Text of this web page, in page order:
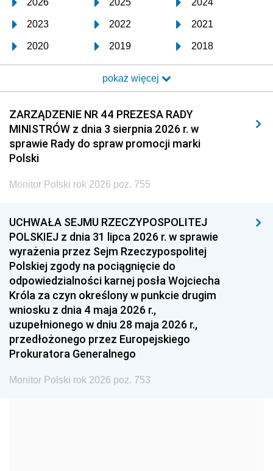
2026 2025 2024
2023 2022 2021
2020 2019 2018
2017 2016 2015
2014 2013 2012
2011 2010 2009
2008 2007 2006
2005
1996 1995 1994
1993 1992 1991
1990 1989
1987 1986 1985
1984 1983
1981 1980 1979
1978 1977
1975 1974
pokaż więcej
ZARZĄDZENIE NR 44 PREZESA RADY
MINISTRÓW z dnia 3 sierpnia 2026 r. w
sprawie Rady do spraw promocji marki
Polski
Monitor Polski rok 2026 poz. 755
UCHWAŁA SEJMU RZECZYPOSPOLITEJ
POLSKIEJ z dnia 31 lipca 2026 r. w sprawie
wyrażenia przez Sejm Rzeczypospolitej
Polskiej zgody na pociągnięcie do
odpowiedzialności karnej posła Wojciecha
Króla za czyn określony w punkcie drugim
wniosku z dnia 4 maja 2026 r.,
uzupełnionego w dniu 28 maja 2026 r.,
przedłożonego przez Europejskiego
Prokuratora Generalnego
Monitor Polski rok 2026 poz. 753